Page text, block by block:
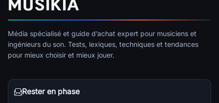
Média spécialisé et guide d’achat expert pour musiciens et
ingénieurs du son. Tests, lexiques, techniques et tendances
pour mieux choisir et mieux jouer.
Rester en phase